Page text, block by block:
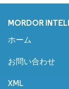
MORDOR
ホーム
お問い合わせ
XML